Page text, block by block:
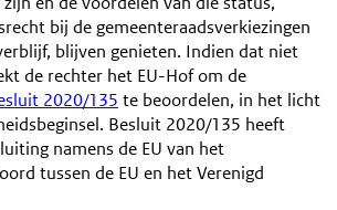
bij de gemeenteraadsverkiezingen
blijven genieten. Indien dat niet
de rechter het EU-Hof om de
2020/135 te beoordelen, in het licht
Besluit 2020/135 heeft
namens de EU van het
tussen de EU en het Verenigd